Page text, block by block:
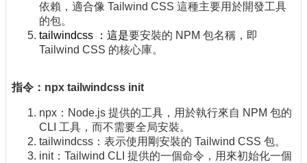
依賴，適合像 Tailwind CSS 這種主要用於開發工具
的包。
tailwindcss ：這是要安裝的 NPM 包名稱，即
Tailwind CSS 的核心庫。
指令：npx tailwindcss init
npx：Node.js 提供的工具，用於執行來自 NPM 包的
CLI 工具，而不需要全局安裝。
tailwindcss：表示使用剛安裝的 Tailwind CSS 包。
init：Tailwind CLI 提供的一個命令，用來初始化一個